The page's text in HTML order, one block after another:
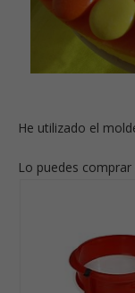
He utilizado el
Lo puedes